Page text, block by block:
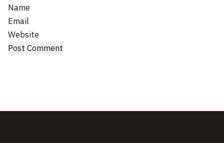
Name
Email
Website